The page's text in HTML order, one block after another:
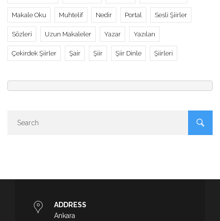
Makale Oku Muhtelif Nedir Portal Sesli Şiirler
Sözleri Uzun Makaleler Yazar Yazıları
Çekirdek Şiirler Şair Şiir Şiir Dinle Şiirleri
ADDRESS
Ankara